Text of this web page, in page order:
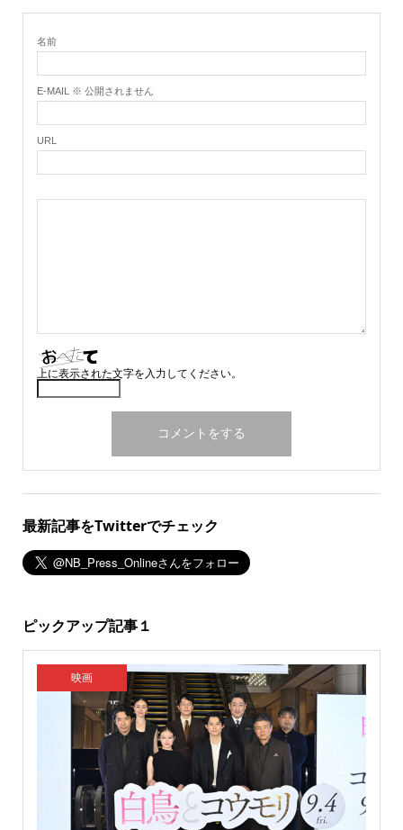
名前
E-MAIL ※ 公開されません
URL
上に表示された文字を入力してください。
最新記事をTwitterでチェック
ピックアップ記事１
映画